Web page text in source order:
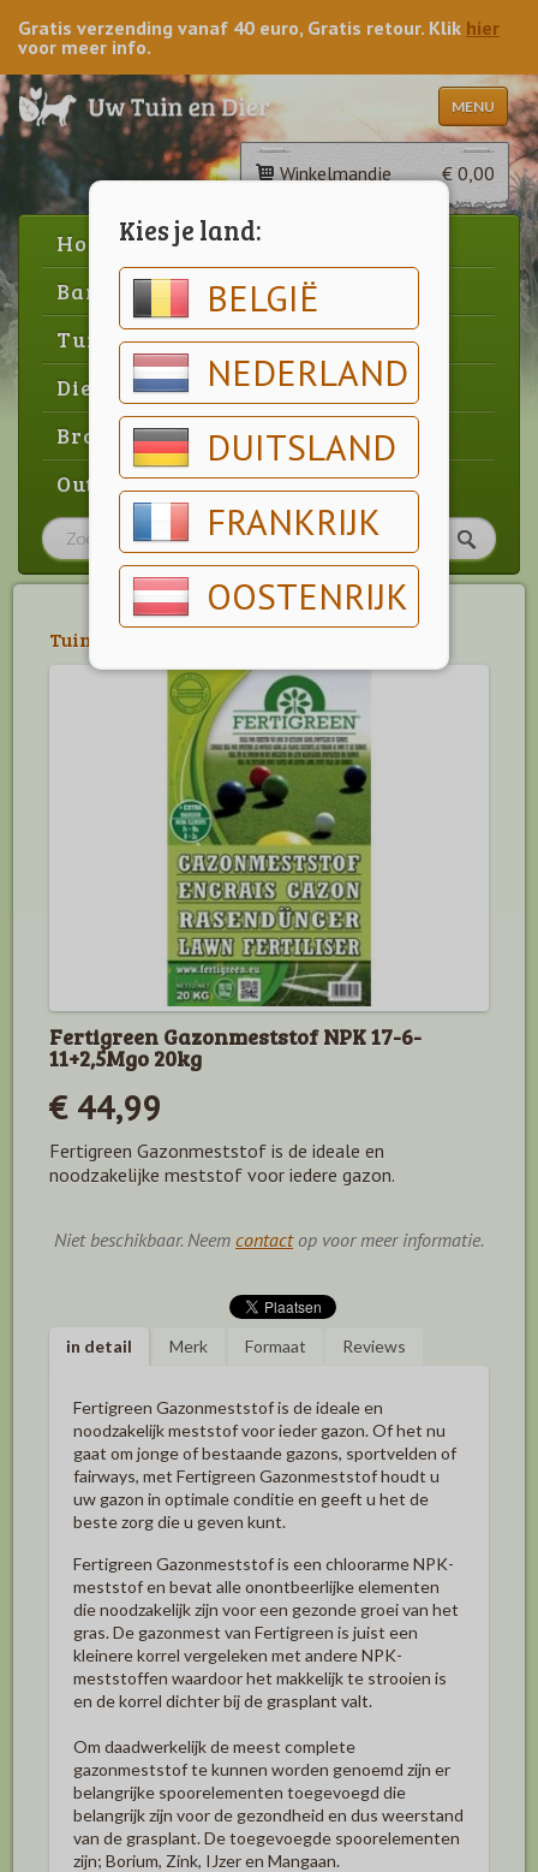
Kies je land:
BELGIË
NEDERLAND
DUITSLAND
FRANKRIJK
OOSTENRIJK
Gratis verzending vanaf 40 euro, Gratis retour. Klik hier
voor meer info.
MENU
Winkelmandje € 0,00
Home
Barbecue
Tuin
Dier
Brood & gebak
Outlet
Tuin
Fertigreen Gazonmeststof NPK 17-6-
11+2,5Mgo 20kg
€ 44,99
Fertigreen Gazonmeststof is de ideale en
noodzakelijke meststof voor iedere gazon.
Niet beschikbaar. Neem contactop voor meer informatie.
in detail Merk Formaat Reviews
Fertigreen Gazonmeststof is de ideale en
noodzakelijk meststof voor ieder gazon. Of het nu
gaat om jonge of bestaande gazons, sportvelden of
fairways, met Fertigreen Gazonmeststof houdt u
uw gazon in optimale conditie en geeft u het de
beste zorg die u geven kunt.
Fertigreen Gazonmeststof is een chloorarme NPK-
meststof en bevat alle onontbeerlijke elementen
die noodzakelijk zijn voor een gezonde groei van het
gras. De gazonmest van Fertigreen is juist een
kleinere korrel vergeleken met andere NPK-
meststoffen waardoor het makkelijk te strooien is
en de korrel dichter bij de grasplant valt.
Om daadwerkelijk de meest complete
gazonmeststof te kunnen worden genoemd zijn er
belangrijke spoorelementen toegevoegd die
belangrijk zijn voor de gezondheid en dus weerstand
van de grasplant. De toegevoegde spoorelementen
zijn; Borium, Zink, IJzer en Mangaan.